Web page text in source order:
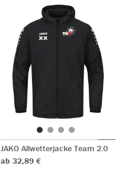
JAKO Allwetterjacke Team 2.0
ab 32,89 €